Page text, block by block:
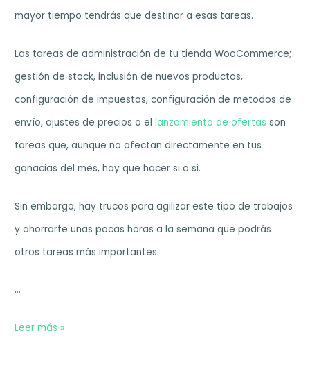
mayor tiempo tendrás que destinar a esas tareas.
Las tareas de administración de tu tienda WooCommerce;
gestión de stock, inclusión de nuevos productos,
configuración de impuestos, configuración de metodos de
envío, ajustes de precios o ellanzamiento de ofertas son
tareas que, aunque no afectan directamente en tus
ganacias del mes, hay que hacer si o si.
Sin embargo, hay trucos para agilizar este tipo de trabajos
y ahorrarte unas pocas horas a la semana que podrás
otros tareas más importantes.
…
Modificar
Leer más »